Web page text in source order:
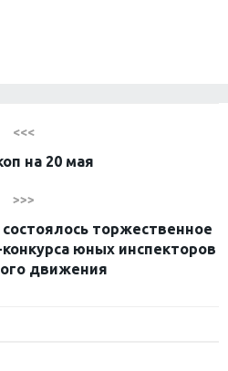
<<<
на 20 мая
>>>
состоялось торжественное
юных инспекторов
движения